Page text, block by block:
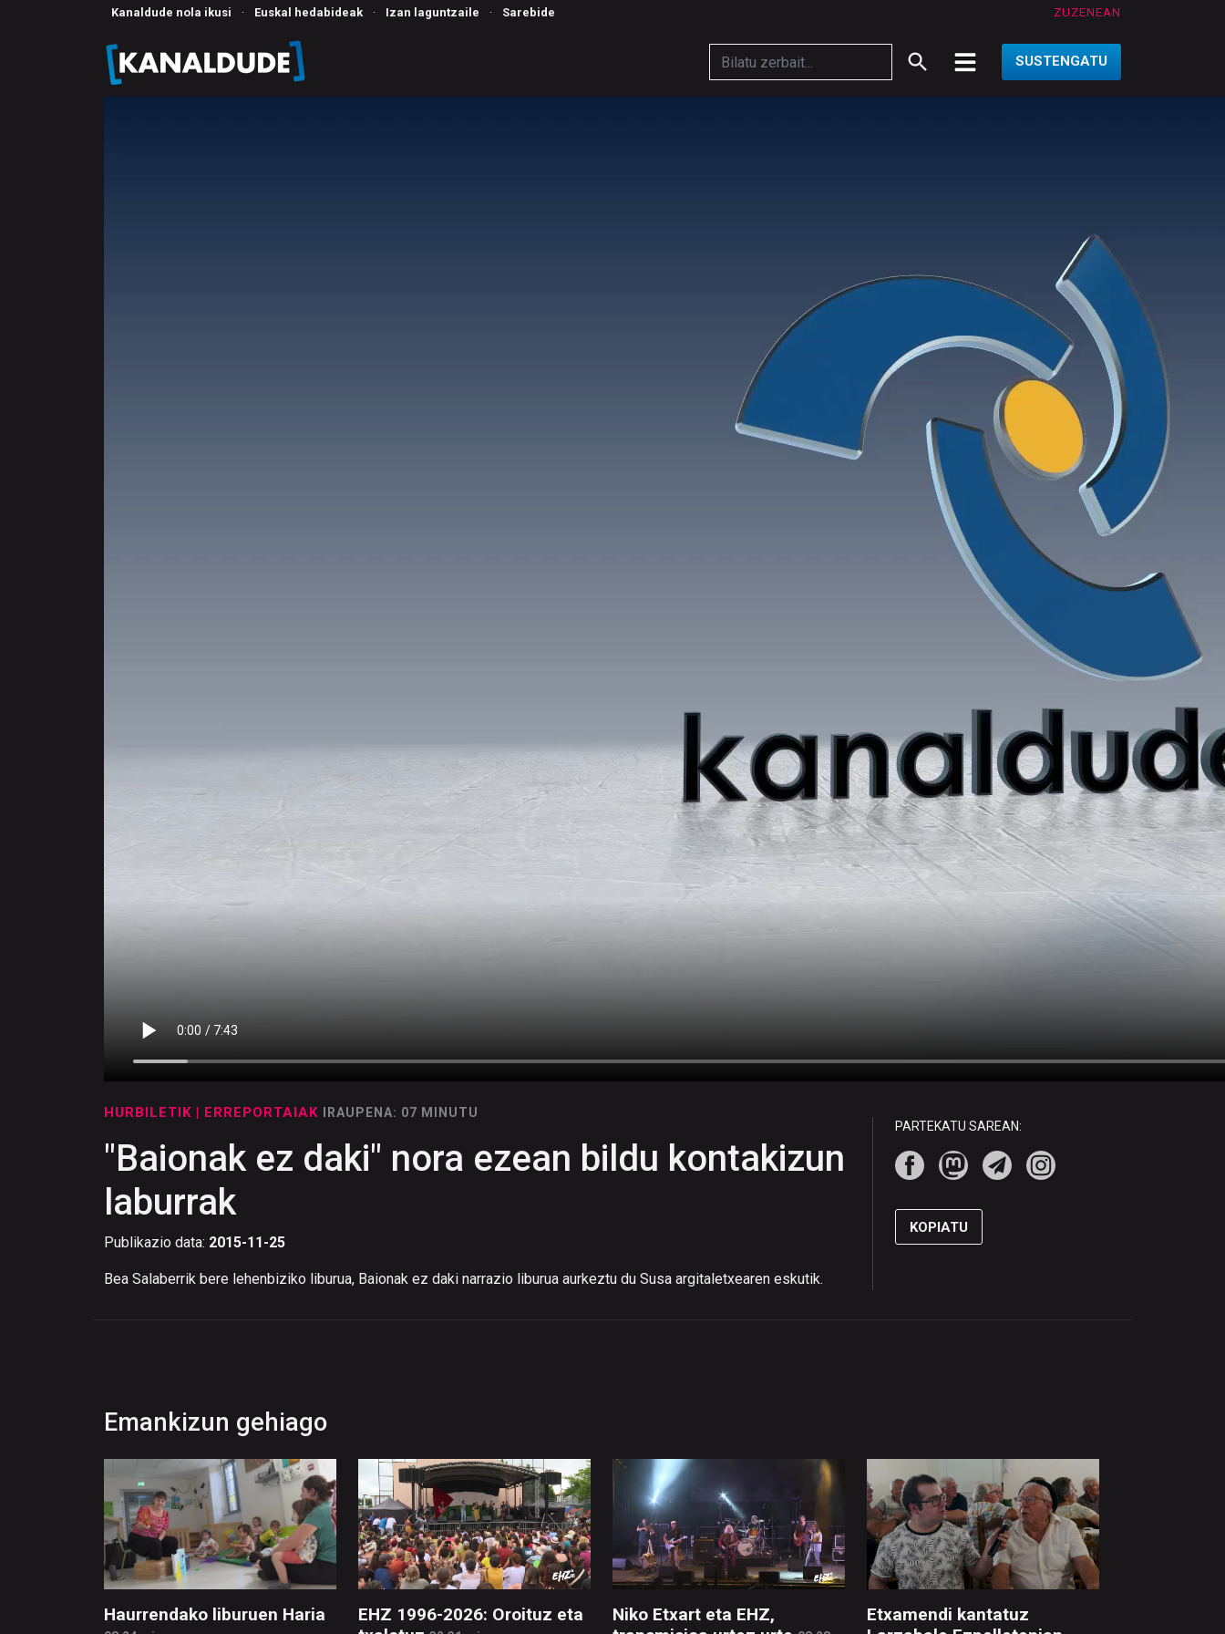
Kanaldude nola ikusi · Euskal hedabideak · Izan laguntzaile · Sarebide ZUZENEAN
SUSTENGATU
HURBILETIK | ERREPORTAIAK IRAUPENA: 07 MINUTU
"Baionak ez daki" nora ezean bildu kontakizun
laburrak
Publikazio data: 2015-11-25
Bea Salaberrik bere lehenbiziko liburua, Baionak ez daki narrazio liburua aurkeztu du Susa argitaletxearen eskutik.
PARTEKATU SAREAN:
KOPIATU
Emankizun gehiago
Haurrendako liburuen Haria
EHZ 1996-2026: Oroituz eta
Niko Etxart eta EHZ,
Etxamendi kantatuz